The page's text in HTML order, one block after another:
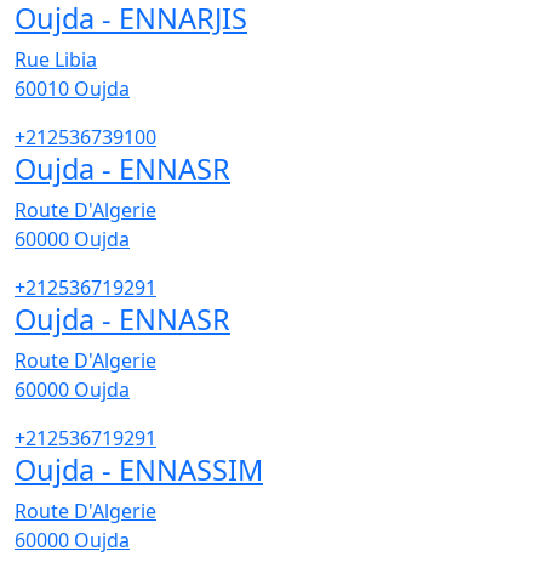
Oujda - ENNARJIS
Rue Libia
60010 Oujda
+212536739100
Oujda - ENNASR
Route D'Algerie
60000 Oujda
+212536719291
Oujda - ENNASR
Route D'Algerie
60000 Oujda
+212536719291
Oujda - ENNASSIM
Route D'Algerie
60000 Oujda